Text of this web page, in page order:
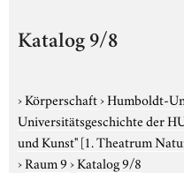
Katalog 9/8
›Körperschaft›Humboldt-
Universitätsgeschichte der
und Kunst"[1. Theatrum
›Raum 9›Katalog 9/8